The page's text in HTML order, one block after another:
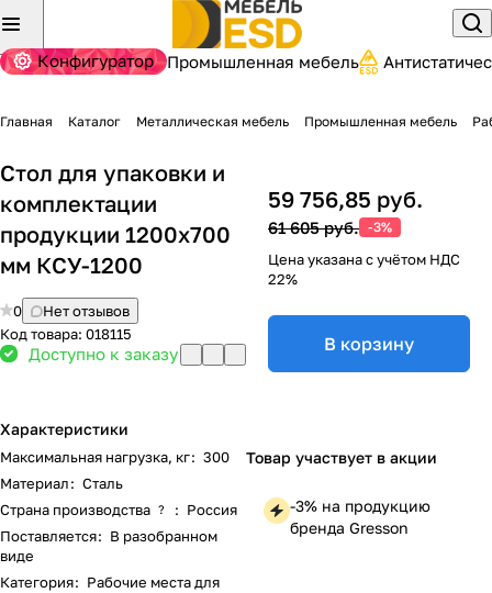
Конфигуратор Промышленная мебель
Главная Каталог Металлическая мебель Промышленная мебель
Стол для упаковки и
комплектации
продукции 1200х700
мм КСУ-1200
0
Нет отзывов
Код товара: 018115
Доступно к заказу
Характеристики
Максимальная нагрузка, кг: 300
Материал: Сталь
Страна производства ? : Россия
Поставляется: В разобранном
виде
Категория: Рабочие места для
59 756,85 руб.
61 605 руб. -3%
Цена указана с учётом НДС
22%
В корзину
Товар участвует в акции
-3% на продукцию
бренда Gresson